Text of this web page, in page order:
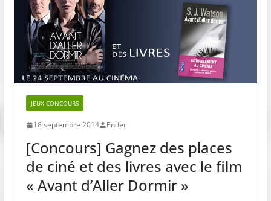
JEUX CONCOURS
18 septembre 2014 Ender
[Concours] Gagnez des places
de ciné et des livres avec le film
« Avant d’Aller Dormir »